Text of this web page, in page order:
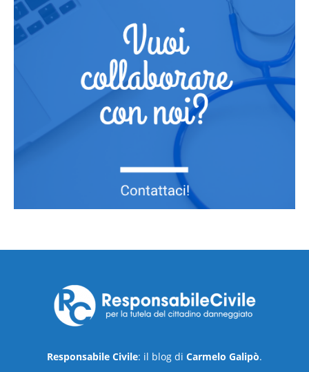
Responsabile Civile: il blog di Carmelo Galipò.